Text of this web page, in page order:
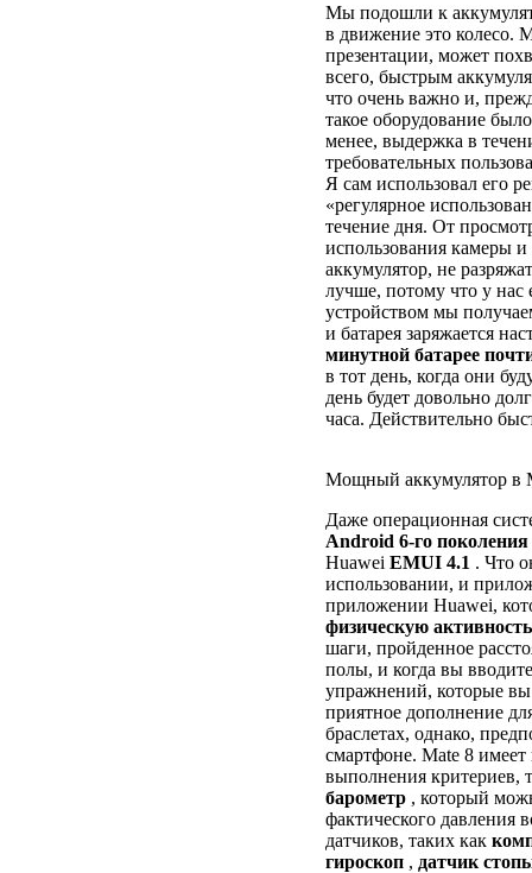
Мы подошли к
в движение это колесо.
презентации, может
всего, быстрым
что очень важно и,
такое оборудование
менее, выдержка в
требовательных
Я сам использовал его
«регулярное
течение дня. От
использования камеры и
аккумулятор, не
лучше, потому что у нас
устройством мы
и батарея заряжается
минутной батарее
в тот день, когда они
день будет довольно
часа. Действительно
Мощный аккумулятор в
Даже операционная
Android 6-го поколения
Huawei EMUI 4.1 . Что
использовании, и
приложении Huawei,
физическую
шаги, пройденное
полы, и когда вы
упражнений, которые
приятное дополнение
браслетах, однако,
смартфоне. Mate 8
выполнения критериев,
барометр , который
фактического давления
датчиков, таких как
гироскоп , датчик